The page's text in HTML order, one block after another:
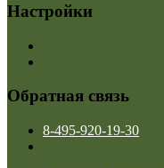
Настройки
Обратная связь
8-495-920-19-30